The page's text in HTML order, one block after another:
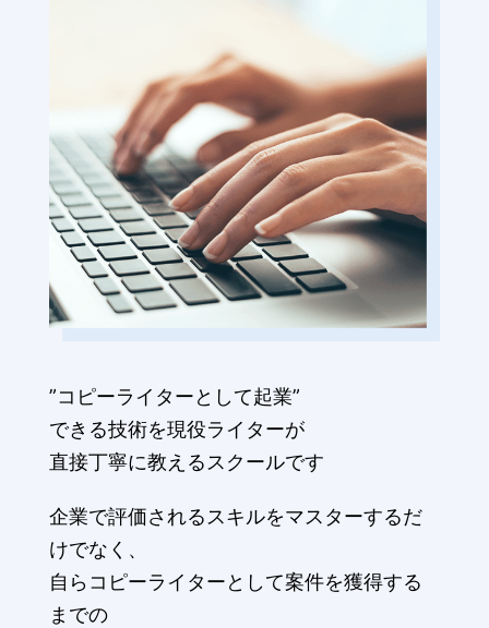
”コピーライターとして起業”
できる技術を現役ライターが
直接丁寧に教えるスクールです
企業で評価されるスキルをマスターするだ
けでなく、
自らコピーライターとして案件を獲得する
までの